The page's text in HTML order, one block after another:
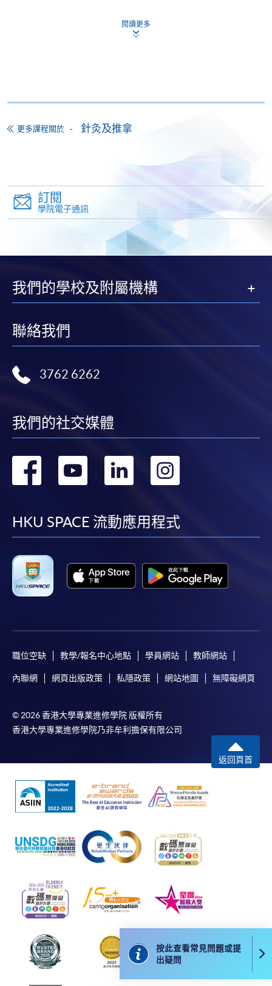
證書(單元：傳統針法現代應用及鄭魁山針灸經驗傳承)
申請
報名辦法
香港大學專業進修學院提供24小時網上報名及繳費服
大部份公開招生的課程(以先到先得形式報名的課程)。
申請人可在網上使用「繳費靈」(PPS) (不適用於手
讀學歷頒授課程設有網上服務，在學學員亦可以「微
信支付」(Online WeChat Pay) 、「支付寶」(Online
填寫網上報名表格
申請人可按該課程網頁的右上角的
圖示進入網上服務網頁，然
後按照指示填妥網上報名表格。
中指定所須文件(如學歷證明)。系統只支援doc,
docx, jpg 和pdf格式之附件。
繳交所需費用
繳費靈網上服務- 申請人須先開立繳費靈戶口及設
定繳費靈網上密碼。有關如何申請繳費靈戶口及密
Mastercard（包括「香港大學專業進修學院
Mastercard卡」）繳付學費。
持有人如欲享用十個
學中心作付款安排。
-個別學歷頒授課程
報讀同一學歷頒授課程內其他單元
個別課程為須報讀同一學歷頒授課程及其他單元或繳
閱讀更多
更多課程關於 針灸及推拿
訂閱
學院電子通訊
按此查看常見問題或提
出疑問
折
我們的學校及附屬機構
聯絡我們
3762 6262
我們的社交媒體
轉
facebook
轉
youtube
轉
linkedin
HKU SPACE 流動應用程式
職位空缺 教學/報名中心地點 學員網站 教師網站
內聯網 網頁出版政策 私隱政策 網站地圖 無障礙網頁
© 2026 香港大學專業進修學院 版權所有
香港大學專業進修學院乃非牟利擔保有限公司
返回頁首